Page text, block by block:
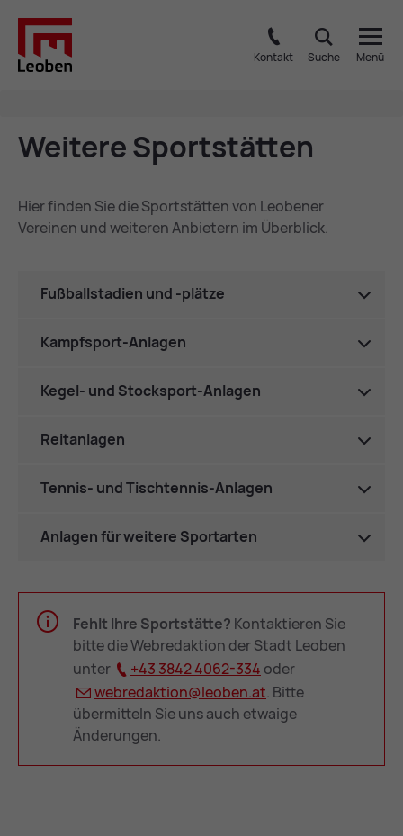
Kontakt Suche Menü
Wei­te­re Sport­stät­ten
Hier finden Sie die Sportstätten von Leobener
Vereinen und weiteren Anbietern im Überblick.
Fußballstadien und -plätze
Kampfsport-Anlagen
Kegel- und Stocksport-Anlagen
Reitanlagen
Tennis- und Tischtennis-Anlagen
Anlagen für weitere Sportarten
Fehlt Ihre Sportstätte? Kontaktieren Sie
bitte die Webredaktion der Stadt Leoben
unter
+43 3842 4062-334 oder
we­bre­dak­ti­on@leo­ben.at. Bitte
übermitteln Sie uns auch etwaige
Änderungen.